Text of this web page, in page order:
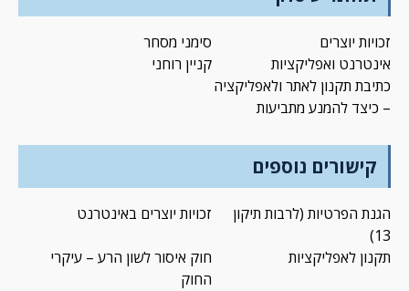
זכויות יוצרים
סימני מסחר
אינטרנט ואפליקציות
קניין רוחני
כתיבת תקנון לאתר ולאפליקציה
– כיצד להמנע מתביעות
קישורים נוספים
הגנת הפרטיות (לרבות תיקון
13)
זכויות יוצרים באינטרנט
תקנון לאפליקציות
חוק איסור לשון הרע – עיקרי
החוק